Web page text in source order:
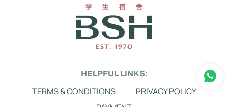
HELPFUL LINKS:
TERMS & CONDITIONS
PRIVACY POLICY